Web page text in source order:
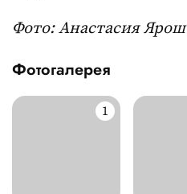
Фото: Анастасия
Фотогалерея